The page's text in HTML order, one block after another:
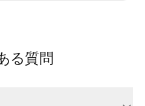
る質問